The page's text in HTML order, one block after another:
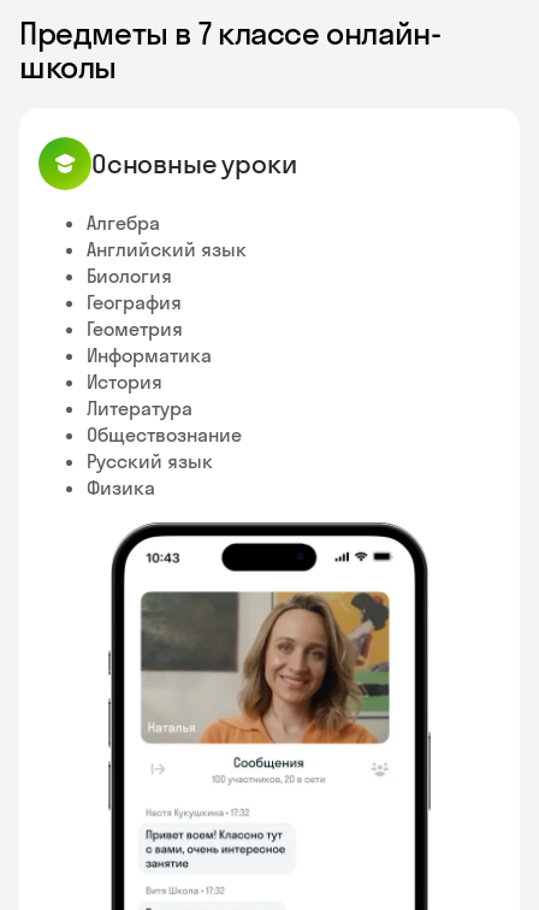
Предметы в 7 классе онлайн-
школы
Основные уроки
Алгебра
Английский язык
Биология
География
Геометрия
Информатика
История
Литература
Обществознание
Русский язык
Физика